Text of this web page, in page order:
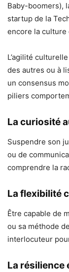
Baby-boomers),
startup de la
encore la culture
L’agilité
des autres ou à
un consensus
piliers
La curiosité
Suspendre son
ou de
comprendre la
La flexibilité
Être capable de
ou sa méthode
interlocuteur
La résilience